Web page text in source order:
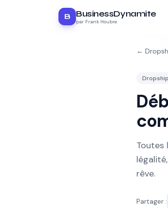
B BusinessDynamite
par Frank Houbre
←
Toutes
rêve.
Partager :